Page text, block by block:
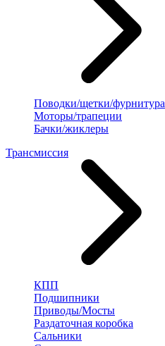
Поводки/щетки/фурнитура
Моторы/трапеции
Бачки/жиклеры
Трансмиссия
КПП
Подшипники
Приводы/Мосты
Раздаточная коробка
Сальники